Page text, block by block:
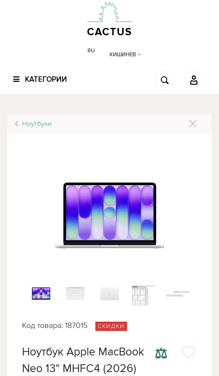
CACTUS
RU
КИШИНЕВ
КАТЕГОРИИ
Ноутбуки
Код товара: 187015 СКИДКИ
⚖
Ноутбук Apple MacBook
Neo 13" MHFC4 (2026)